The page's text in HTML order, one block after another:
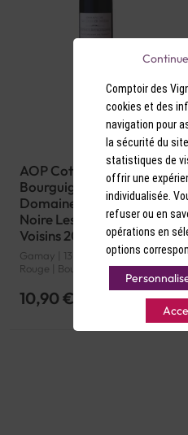
AOP Coteaux
Bourguignons Rouge
Domaine de la Creuze
Noire Les champs de
Voisins 2022
Gamay | 13.5° d'alcool | France |
Rouge | Bourgogne | Coteaux
10,90 €
Comptoir des
cookies et des
navigation pour
la sécurité du
statistiques de
offrir une
individualisée.
refuser ou en
opérations en
options